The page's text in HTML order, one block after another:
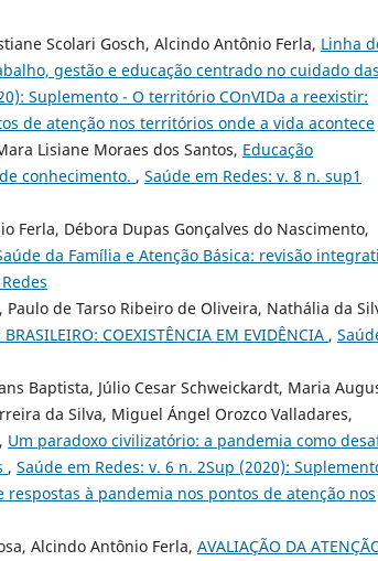
Scolari Gosch, Alcindo Antônio Ferla, Linha
gestão e educação centrado no cuidado das
Suplemento - O território COnVIDa a reexistir:
de atenção nos territórios onde a vida acontece
Lisiane Moraes dos Santos, Educação
conhecimento. , Saúde em Redes: v. 8 n. sup1
Ferla, Débora Dupas Gonçalves do Nascimento,
da Família e Atenção Básica: revisão
de Tarso Ribeiro de Oliveira, Nathália da
COEXISTÊNCIA EM EVIDÊNCIA ,
Baptista, Júlio Cesar Schweickardt, Maria
da Silva, Miguel Ángel Orozco Valladares,
Um paradoxo civilizatório: a pandemia como
, Saúde em Redes: v. 6 n. 2Sup (2020):
à pandemia nos pontos de atenção nos
Alcindo Antônio Ferla, AVALIAÇÃO DA